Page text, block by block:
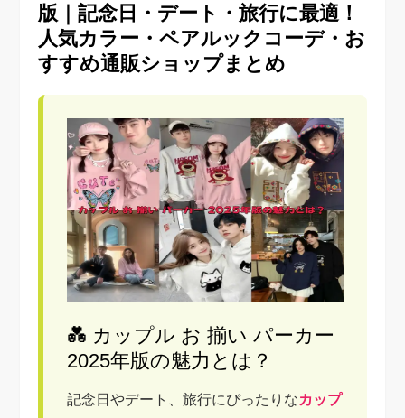
版｜記念日・デート・旅行に最適！
人気カラー・ペアルックコーデ・お
すすめ通販ショップまとめ
💑 カップル お 揃い パーカー
2025年版の魅力とは？
記念日やデート、旅行にぴったりなカップ